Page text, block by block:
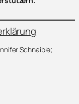
Schnaible;